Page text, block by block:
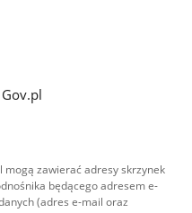
mogą zawierać adresy skrzynek
będącego adresem e-
(adres e-mail oraz